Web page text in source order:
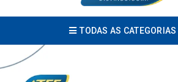
TODAS AS CATEGORIAS